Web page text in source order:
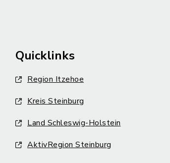
Quicklinks
Region Itzehoe
Kreis Steinburg
Land Schleswig-Holstein
AktivRegion Steinburg